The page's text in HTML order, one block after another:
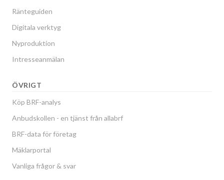
Ränteguiden
Digitala verktyg
Nyproduktion
Intresseanmälan
ÖVRIGT
Köp BRF-analys
Anbudskollen - en tjänst från allabrf
BRF-data för företag
Mäklarportal
Vanliga frågor & svar